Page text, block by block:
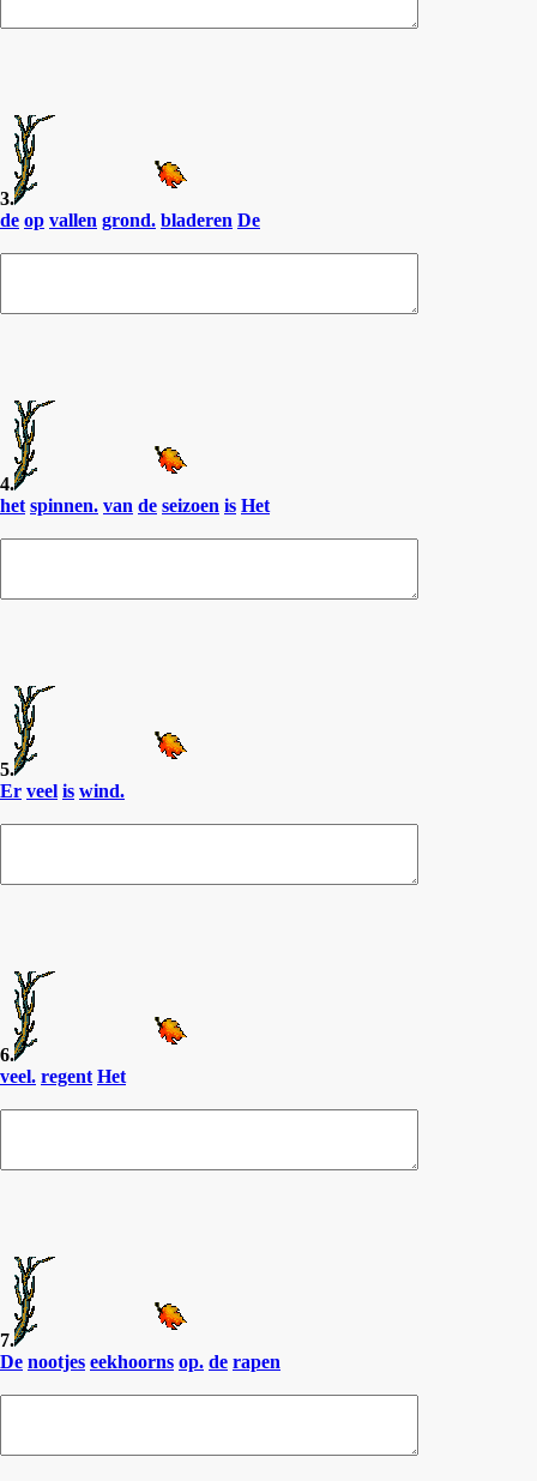
3.
de op vallen grond. bladeren De
4.
het spinnen. van de seizoen is Het
5.
Er veel is wind.
6.
veel. regent Het
7.
De nootjes eekhoorns op. de rapen